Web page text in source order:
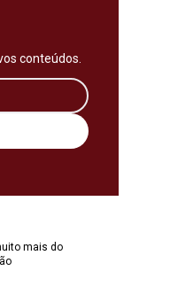
conteúdos.
mais do